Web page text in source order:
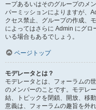
ープあるいはそのグループのメ
パーミッションによりますが、
クセス禁止、グループの作成、
によってはさらに Admin にグ
いる場合もあるでしょう。
ページトップ
モデレータとは？
モデレータとは、フォーラムの
のメンバーのことです。モデレ
結、トピックを閉鎖、開放、移
意義は、フォーラムの趣旨を外